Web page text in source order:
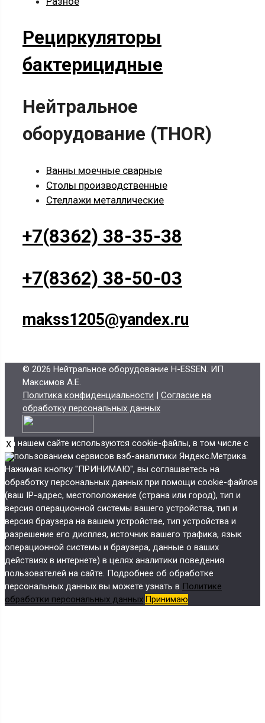
Рециркуляторы
бактерицидные
Нейтральное
оборудование (THOR)
Ванны моечные сварные
Столы производственные
Стеллажи металлические
+7(8362) 38-35-38
+7(8362) 38-50-03
makss1205@yandex.ru
© 2026 Нейтральное оборудование H-ESSEN . ИП
Максимов А.Е.
Политика конфиденциальности | Согласие на
обработку персональных данных
X
На нашем сайте используются cookie-файлы, в том числе с
использованием сервисов вэб-аналитики Яндекс.Метрика.
Нажимая кнопку "ПРИНИМАЮ", вы соглашаетесь на
обработку персональных данных при помощи cookie-файлов
(ваш IP-адрес, местоположение (страна или город), тип и
версия операционной системы вашего устройства, тип и
версия браузера на вашем устройстве, тип устройства и
разрешение его дисплея, источник вашего трафика, язык
операционной системы и браузера, данные о ваших
действиях в интернете) в целях аналитики поведения
пользователей на сайте. Подробнее об обработке
персональных данных вы можете узнать в Политике
обработки персональных данных Принимаю